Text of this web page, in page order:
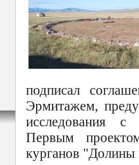
подписал
Эрмитажем,
исследования с
Первым
курганов "Долины